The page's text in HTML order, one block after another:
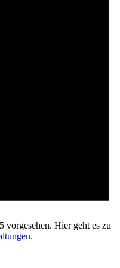
vorgesehen. Hier geht es zu
.